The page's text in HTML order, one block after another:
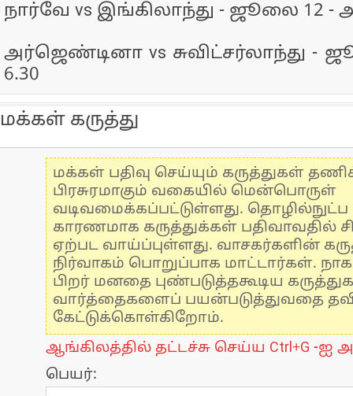
நார்வே vs இங்கிலாந்து - ஜூலை 12 -
அர்ஜெண்டினா vs சுவிட்சர்லாந்து -
6.30
மக்கள் கருத்து
மக்கள் பதிவு செய்யும் கருத்துகள்
பிரசுரமாகும் வகையில் மென்பொருள்
வடிவமைக்கப்பட்டுள்ளது.
காரணமாக கருத்துக்கள் பதிவாவதில்
ஏற்பட வாய்ப்புள்ளது. வாசகர்களின்
நிர்வாகம் பொறுப்பாக மாட்டார்கள்.
பிறர் மனதை புண்படுத்தகூடிய
வார்த்தைகளைப் பயன்படுத்துவதை
கேட்டுக்கொள்கிறோம்.
ஆங்கிலத்தில் தட்டச்சு செய்ய Ctrl+G -ஐ
பெயர்: